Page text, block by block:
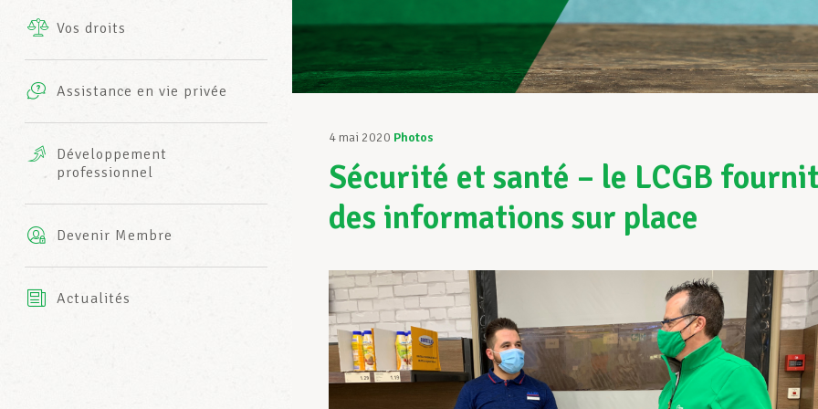
INFO-CENTER
Vos droits
Assistance en vie privée
complémentaires
AXA
Développement
professionnel
Devenir Membre
Actualités
4 mai 2020 Photos
Sécurité et santé – le LCGB
des informations sur place